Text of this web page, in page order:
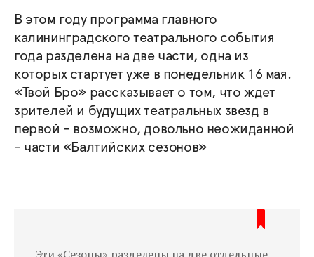
В этом году программа главного
калининградского театрального события
года разделена на две части, одна из
которых стартует уже в понедельник 16 мая.
«Твой Бро» рассказывает о том, что ждет
зрителей и будущих театральных звезд в
первой - возможно, довольно неожиданной
- части «Балтийских сезонов»